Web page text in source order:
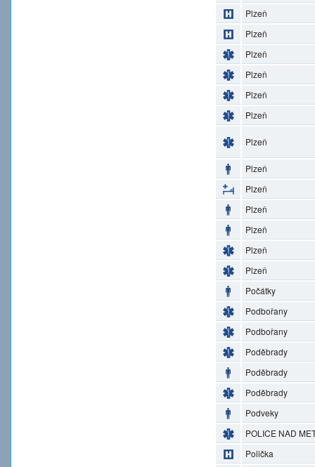
Plzeň
Plzeň
Plzeň
Plzeň
Plzeň
Plzeň
Plzeň
Plzeň
Plzeň
Plzeň
Plzeň
Plzeň
Plzeň
Počátky
Podbořany
Podbořany
Poděbrady
Poděbrady
Poděbrady
Podveky
POLICE NAD
Polička